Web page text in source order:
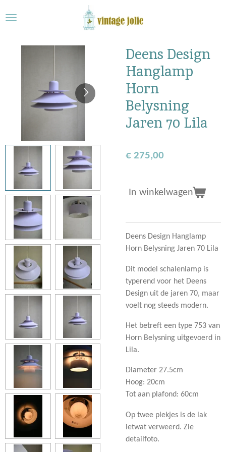
direct
Deens Design
Hanglamp
Horn
Belysning
Jaren 70 Lila
€ 275,00
In winkelwagen
Deens Design Hanglamp
Horn Belysning Jaren 70 Lila
Dit model schalenlamp is
typerend voor het Deens
Design uit de jaren 70, maar
voelt nog steeds modern.
Het betreft een type 753 van
Horn Belysning uitgevoerd in
Lila.
Diameter 27.5cm
Hoog: 20cm
Tot aan plafond: 60cm
Op twee plekjes is de lak
ietwat verweerd. Zie
detailfoto.